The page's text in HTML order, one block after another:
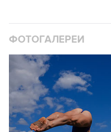
ФОТОГАЛЕРЕИ